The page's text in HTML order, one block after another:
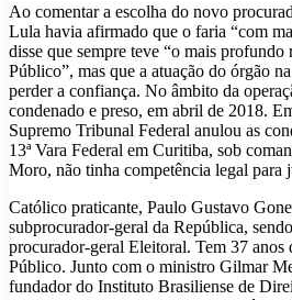
Ao comentar a escolha do novo
Lula havia afirmado que o faria “com
disse que sempre teve “o mais
Público”, mas que a atuação do órgão
perder a confiança. No âmbito da
condenado e preso, em abril de 2018.
Supremo Tribunal Federal anulou as
13ª Vara Federal em Curitiba, sob
Moro, não tinha competência legal para
Católico praticante, Paulo Gustavo
subprocurador-geral da República,
procurador-geral Eleitoral. Tem 37
Público. Junto com o ministro Gilmar
fundador do Instituto Brasiliense de